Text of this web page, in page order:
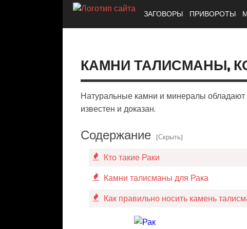
ЗАГОВОРЫ ПРИВОРОТЫ
КАМНИ ТАЛИСМАНЫ,
Натуральные камни и минералы обладают
известен и доказан.
Содержание [Скрыть]
Кто такие Раки
Камни талисманы для Рака
Как правильно носить камень